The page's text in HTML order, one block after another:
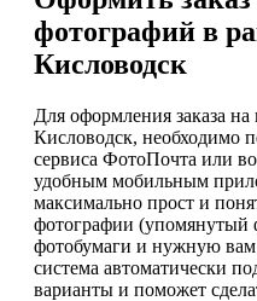
фотографий в
Кисловодск
Для оформления заказа
Кисловодск, необходимо
сервиса ФотоПочта или
удобным мобильным
максимально прост и
фотографии (упомянутый
фотобумаги и нужную
система автоматически
варианты и поможет